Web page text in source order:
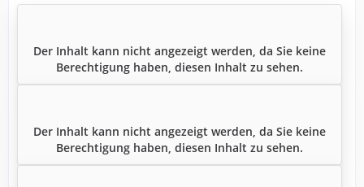
Der Inhalt kann nicht angezeigt werden, da Sie keine
Berechtigung haben, diesen Inhalt zu sehen.
Der Inhalt kann nicht angezeigt werden, da Sie keine
Berechtigung haben, diesen Inhalt zu sehen.